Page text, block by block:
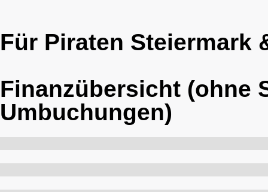
Für Piraten Steiermark
Finanzübersicht (ohne
Umbuchungen)